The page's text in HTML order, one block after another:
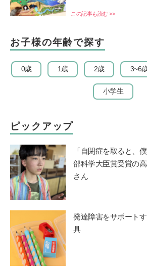
この記事も読む >>
お子様の年齢で探す
0歳 1歳 2歳 3~6
小学生
ピックアップ
「自閉症を取ると、
部科学大臣賞受賞の
さん
発達障害をサポート
具